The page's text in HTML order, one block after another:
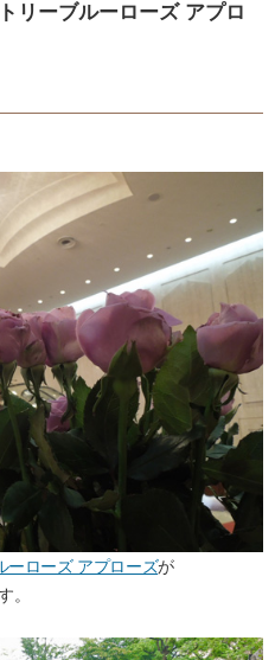
リーブルーローズ アプロ
ーローズ アプローズが
。